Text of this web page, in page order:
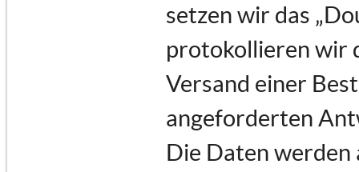
setzen wir das
protokollieren wir
Versand einer
angeforderten
Die Daten